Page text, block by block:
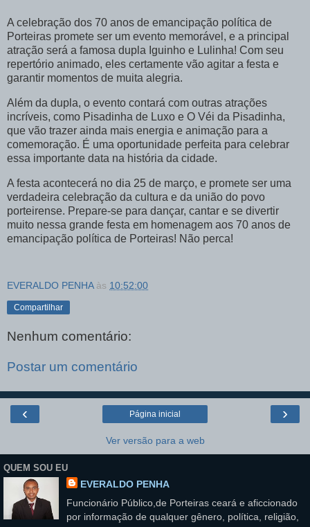
A celebração dos 70 anos de emancipação política de
Porteiras promete ser um evento memorável, e a principal
atração será a famosa dupla Iguinho e Lulinha! Com seu
repertório animado, eles certamente vão agitar a festa e
garantir momentos de muita alegria.
Além da dupla, o evento contará com outras atrações
incríveis, como Pisadinha de Luxo e O Véi da Pisadinha,
que vão trazer ainda mais energia e animação para a
comemoração. É uma oportunidade perfeita para celebrar
essa importante data na história da cidade.
A festa acontecerá no dia 25 de março, e promete ser uma
verdadeira celebração da cultura e da união do povo
porteirense. Prepare-se para dançar, cantar e se divertir
muito nessa grande festa em homenagem aos 70 anos de
emancipação política de Porteiras! Não perca!
EVERALDO PENHA às 10:52:00
Compartilhar
Nenhum comentário:
Postar um comentário
‹ ›
Página inicial
Ver versão para a web
QUEM SOU EU
EVERALDO PENHA
Funcionário Público,de Porteiras ceará e aficcionado
por informação de qualquer gênero, política, religião,